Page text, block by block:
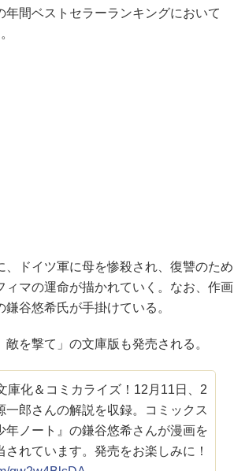
間ベストセラーランキングにおいて
ドイツ軍に母を惨殺され、復讐のため
マの運命が描かれていく。なお、作画
谷悠希氏が手掛けている。
を撃て」の文庫版も発売される。
庫化＆コミカライズ！12月11日、2
郎さんの解説を収録。コミックス
ノート』の鎌谷悠希さんが漫画を
れています。発売をお楽しみに！